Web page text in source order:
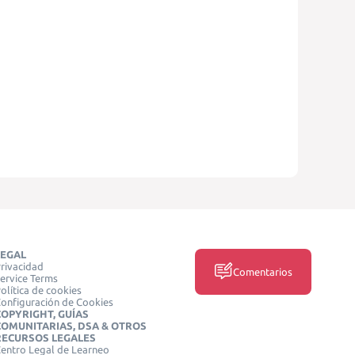
Terms
de cookies
de Cookies
GUÍAS
DSA & OTROS
LEGALES
Legal de Learneo
Comentarios